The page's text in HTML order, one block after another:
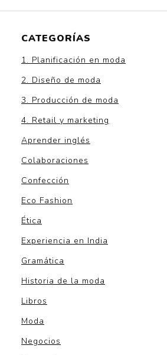
CATEGORÍAS
1. Planificación en moda
2. Diseño de moda
3. Producción de moda
4. Retail y marketing
Aprender inglés
Colaboraciones
Confección
Eco Fashion
Ética
Experiencia en India
Gramática
Historia de la moda
Libros
Moda
Negocios